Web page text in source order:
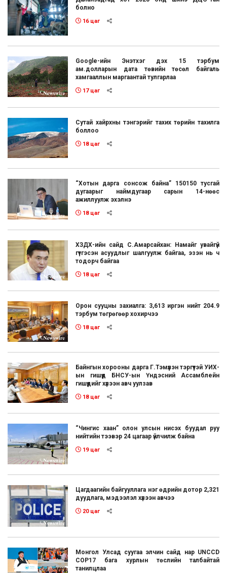
болно
16 цаг
Google-ийн Энэтхэг дэх 15 тэрбум
ам.долларын дата төвийн төсөл байгаль
хамгааллын маргаантай тулгарлаа
17 цаг
Сутай хайрхны тэнгэрийг тахих төрийн тахилга
боллоо
18 цаг
“Хотын дарга сонсож байна” 150150 тусгай
дугаарыг наймдугаар сарын 14-нөөс
ажиллуулж эхэлнэ
18 цаг
ХЗДХ-ийн сайд С.Амарсайхан: Намайг увайгүй
гүтгэсэн асуудлыг шалгуулж байгаа, эзэн нь ч
тодорч байгаа
18 цаг
Орон сууцны захиалга: 3,613 иргэн нийт 204.9
тэрбум төгрөгөөр хохирчээ
18 цаг
Байнгын хорооны дарга Г.Тэмүүлэн тэргүүтэй УИХ-
ын гишүүд БНСУ-ын Үндэсний Ассамблейн
гишүүдийг хүлээн авч уулзав
18 цаг
“Чингис хаан” олон улсын нисэх буудал руу
нийтийн тээвэр 24 цагаар үйлчилж байна
19 цаг
Цагдаагийн байгууллага нэг өдрийн дотор 2,321
дуудлага, мэдээлэл хүлээн авчээ
20 цаг
Монгол Улсад суугаа элчин сайд нар UNCCD
COP17 бага хурлын төслийн талбайтай
танилцлаа